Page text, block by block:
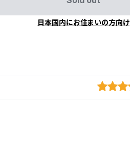
日本国内にお住まいの方向け